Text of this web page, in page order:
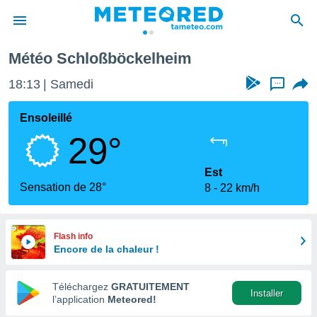
de
en
Météo Schloßböckelheim
18:13 Samedi ...
Ensoleillé
29°
Sensation de 28°
Est
8
22 km/h
Flash info
Encore de la chaleur !
Téléchargez GRATUITEMENT
l’application Meteored!
Installer